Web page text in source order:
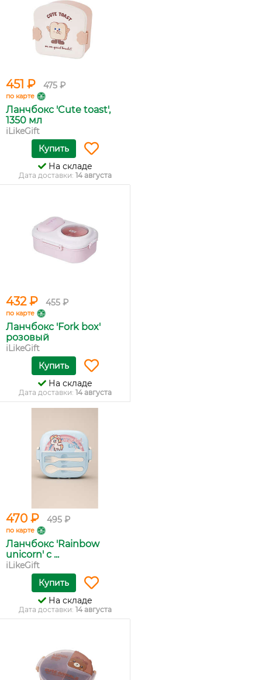
451 ₽ 475 ₽
по карте
Ланчбокс 'Cute toast',
1350 мл
iLikeGift
Купить
На складе
Дата доставки: 14 августа
432 ₽ 455 ₽
по карте
Ланчбокс 'Fork box'
розовый
iLikeGift
Купить
На складе
Дата доставки: 14 августа
470 ₽ 495 ₽
по карте
Ланчбокс 'Rainbow
unicorn' с ...
iLikeGift
Купить
На складе
Дата доставки: 14 августа